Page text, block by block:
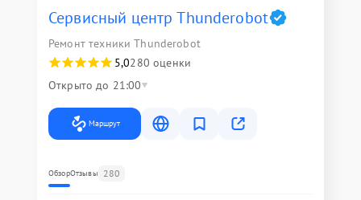
Сервисный центр Thunderobot
Ремонт техники Thunderobot
5,0280 оценки
Открыто до 21:00
Маршрут
ОбзорОтзывы 280